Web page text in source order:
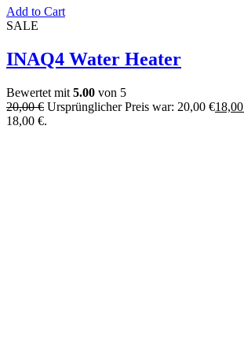
Add to Cart
SALE
INAQ4 Water Heater
Bewertet mit 5.00 von 5
20,00€ Ursprünglicher Preis war: 20,00 €18,00
18,00 €.